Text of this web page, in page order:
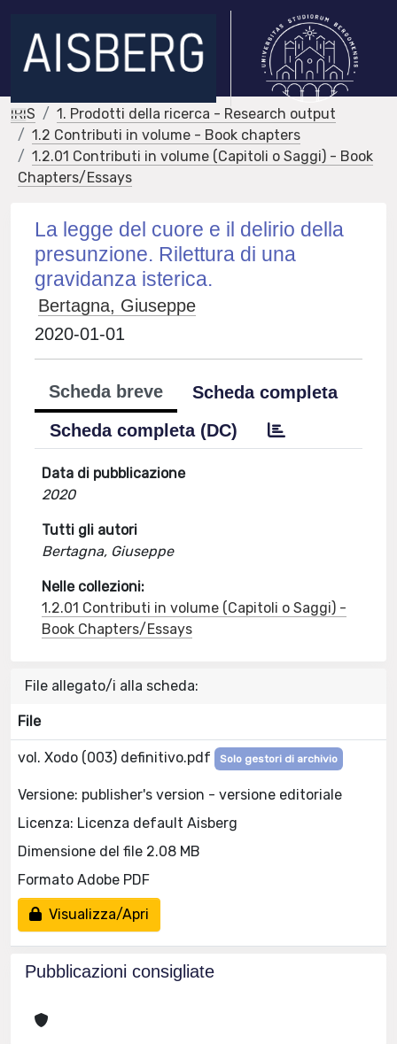
IRIS
1. Prodotti della ricerca - Research output
1.2 Contributi in volume - Book chapters
1.2.01 Contributi in volume (Capitoli o Saggi) - Book
Chapters/Essays
La legge del cuore e il delirio della
presunzione. Rilettura di una
gravidanza isterica.
Bertagna, Giuseppe
2020-01-01
Scheda breve
Scheda completa
Scheda completa (DC)
Data di pubblicazione
2020
Tutti gli autori
Bertagna, Giuseppe
Nelle collezioni:
1.2.01 Contributi in volume (Capitoli o Saggi) -
Book Chapters/Essays
File allegato/i alla scheda:
File
vol. Xodo (003) definitivo.pdf Solo gestori di archivio
Versione: publisher's version - versione editoriale
Licenza: Licenza default Aisberg
Dimensione del file 2.08 MB
Formato Adobe PDF
Visualizza/Apri
Pubblicazioni consigliate